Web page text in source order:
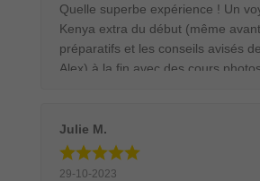
aucune retenue cette agence.
Anne-Sophie et Florian
Quelle superbe expérience ! Un
Kenya extra du début (même
préparatifs et les conseils avisés
Alex) à la fin avec des cours
chauffeurs/guides/photographes
mettent dans les meilleurs
un angle de vue le plus parfait
Julie M.
29-10-2023